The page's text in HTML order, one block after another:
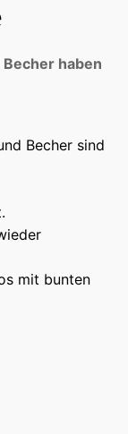
haben
Becher sind
mit bunten